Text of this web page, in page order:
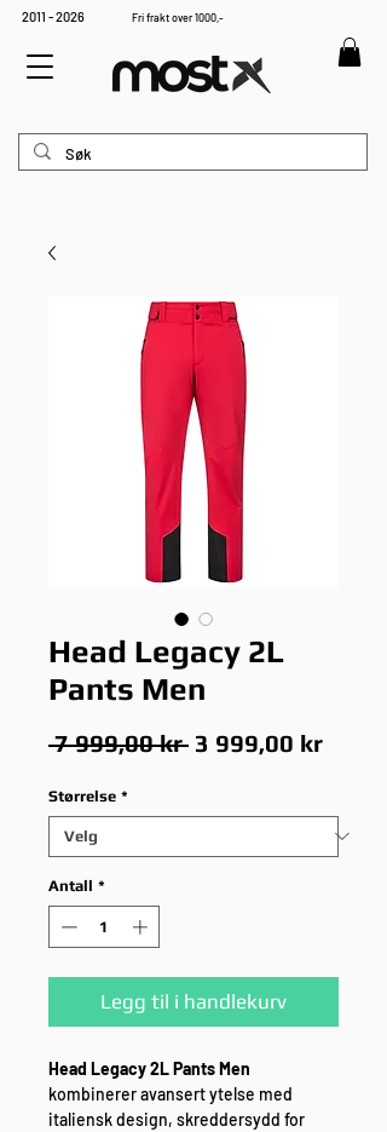
2011 - 2026 Fri frakt over 1000,-
Head Legacy 2L
Pants Men
7 999,00 kr Vanlig
3 999,00 kr
Størrelse *
Antall *
Legg til i handlekurv
Head Legacy 2L Pants Men
kombinerer avansert ytelse med
italiensk design, skreddersydd for